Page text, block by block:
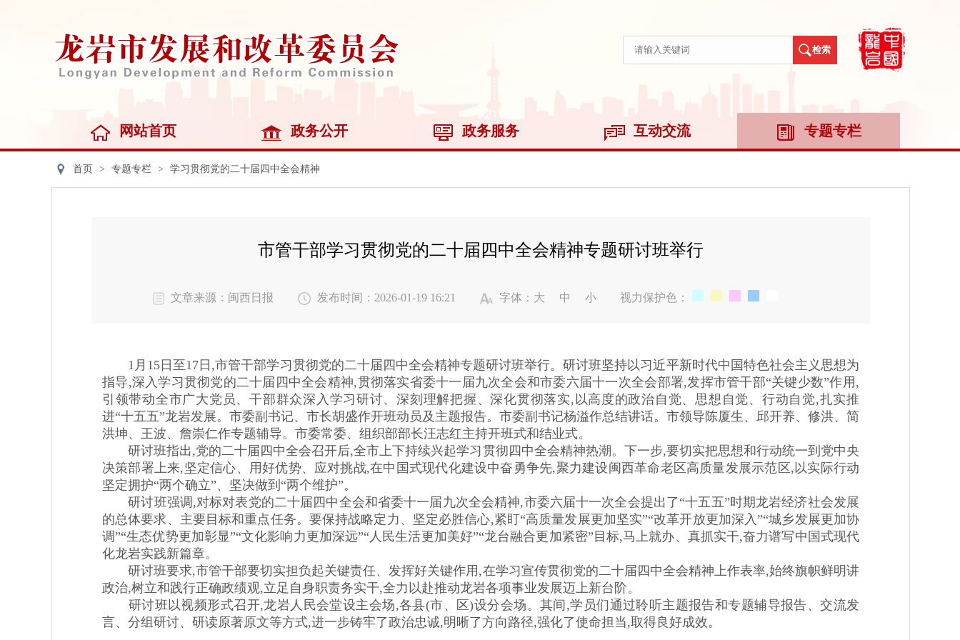
网站首页 政务公开 政务服务 互动交流 专题专栏
首页 > 专题专栏 > 学习贯彻党的二十届四中全会精神
市管干部学习贯彻党的二十届四中全会精神专题研讨班举行
文章来源：闽西日报 发布时间：2026-01-19 16:21 字体： 大 中 小 视力保护色：
1月15日至17日,市管干部学习贯彻党的二十届四中全会精神专题研讨班举行。研讨班坚持以习近平新时代中国特色社会主义思想为
指导,深入学习贯彻党的二十届四中全会精神,贯彻落实省委十一届九次全会和市委六届十一次全会部署,发挥市管干部“关键少数”作用,
引领带动全市广大党员、干部群众深入学习研讨、深刻理解把握、深化贯彻落实,以高度的政治自觉、思想自觉、行动自觉,扎实推
进“十五五”龙岩发展。市委副书记、市长胡盛作开班动员及主题报告。市委副书记杨溢作总结讲话。市领导陈厦生、邱开养、修洪、简
洪坤、王波、詹崇仁作专题辅导。市委常委、组织部部长汪志红主持开班式和结业式。
研讨班指出,党的二十届四中全会召开后,全市上下持续兴起学习贯彻四中全会精神热潮。下一步,要切实把思想和行动统一到党中央
决策部署上来,坚定信心、用好优势、应对挑战,在中国式现代化建设中奋勇争先,聚力建设闽西革命老区高质量发展示范区,以实际行动
坚定拥护“两个确立”、坚决做到“两个维护”。
研讨班强调,对标对表党的二十届四中全会和省委十一届九次全会精神,市委六届十一次全会提出了“十五五”时期龙岩经济社会发展
的总体要求、主要目标和重点任务。要保持战略定力、坚定必胜信心,紧盯“高质量发展更加坚实”“改革开放更加深入”“城乡发展更加协
调”“生态优势更加彰显”“文化影响力更加深远”“人民生活更加美好”“龙台融合更加紧密”目标,马上就办、真抓实干,奋力谱写中国式现代
化龙岩实践新篇章。
研讨班要求,市管干部要切实担负起关键责任、发挥好关键作用,在学习宣传贯彻党的二十届四中全会精神上作表率,始终旗帜鲜明讲
政治,树立和践行正确政绩观,立足自身职责务实干,全力以赴推动龙岩各项事业发展迈上新台阶。
研讨班以视频形式召开,龙岩人民会堂设主会场,各县(市、区)设分会场。其间,学员们通过聆听主题报告和专题辅导报告、交流发
言、分组研讨、研读原著原文等方式,进一步铸牢了政治忠诚,明晰了方向路径,强化了使命担当,取得良好成效。